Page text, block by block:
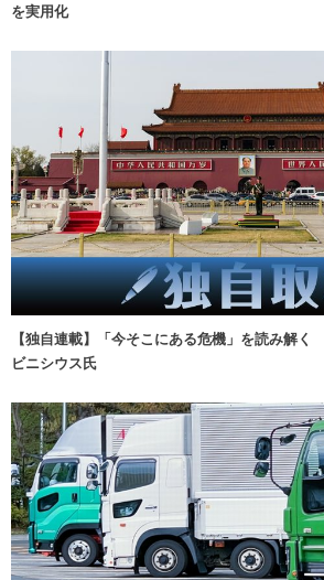
を実用化
【独自連載】「今そこにある危機」を読み解
ビニシウス氏